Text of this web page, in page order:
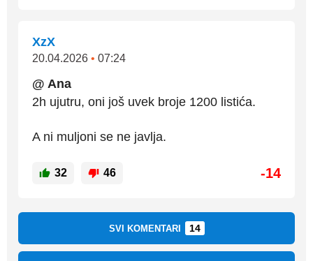
XzX
20.04.2026 • 07:24
@ Ana
2h ujutru, oni još uvek broje 1200 listića.
A ni muljoni se ne javlja.
32 46 -14
SVI KOMENTARI 14